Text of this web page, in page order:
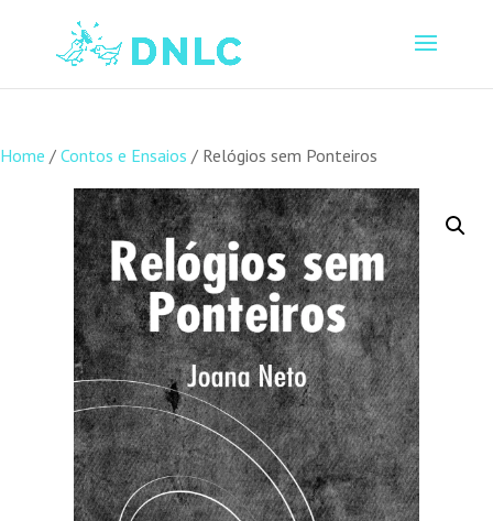
Home / Contos e Ensaios / Relógios sem Ponteiros